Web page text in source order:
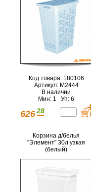
Код товара: 180106
Артикул: М2444
В наличии
Мин: 1 Уп: 6
626 28
Корзина д/белья
"Элемент" 30л узкая
(белый)